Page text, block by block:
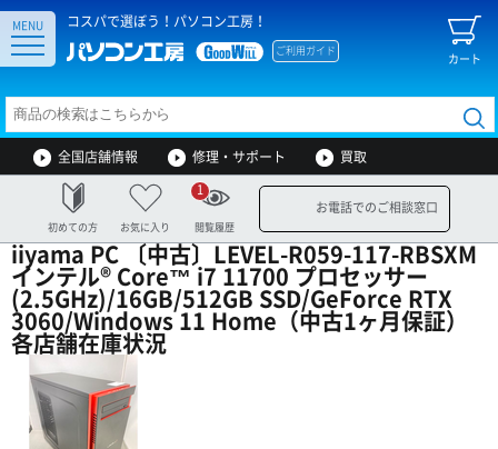
コスパで選ぼう！パソコン工房！
カート
ご利用ガイド
MENU
全国店舗情報 修理・サポート 買取
初めての方 お気に入り 閲覧履歴
1
お電話でのご相談窓口
iiyama PC 〔中古〕LEVEL-R059-117-RBSXM
インテル® Core™ i7 11700 プロセッサー
(2.5GHz)/16GB/512GB SSD/GeForce RTX
3060/Windows 11 Home（中古1ヶ月保証）
各店舗在庫状況